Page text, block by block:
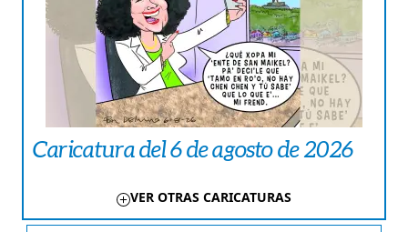
Caricatura del 6 de agosto de 2026
VER OTRAS CARICATURAS